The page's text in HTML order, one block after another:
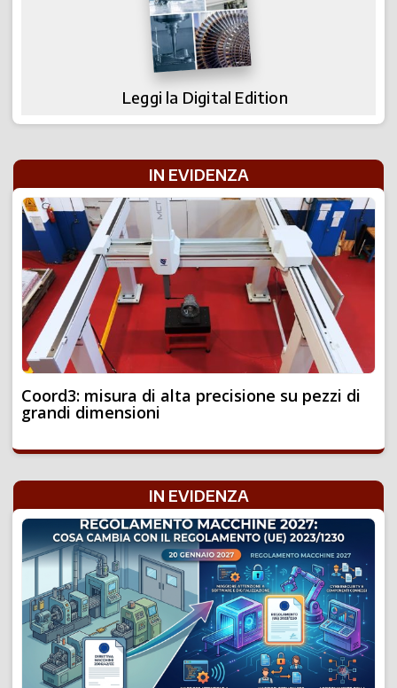
Leggi la Digital Edition
IN EVIDENZA
Coord3: misura di alta precisione su pezzi di
grandi dimensioni
IN EVIDENZA